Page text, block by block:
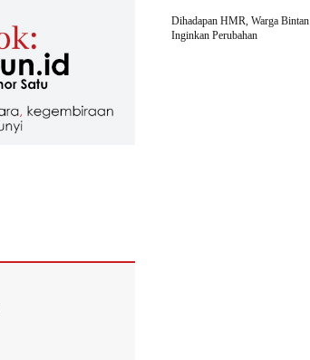
Dihadapan HMR, Warga Bintan
Inginkan Perubahan